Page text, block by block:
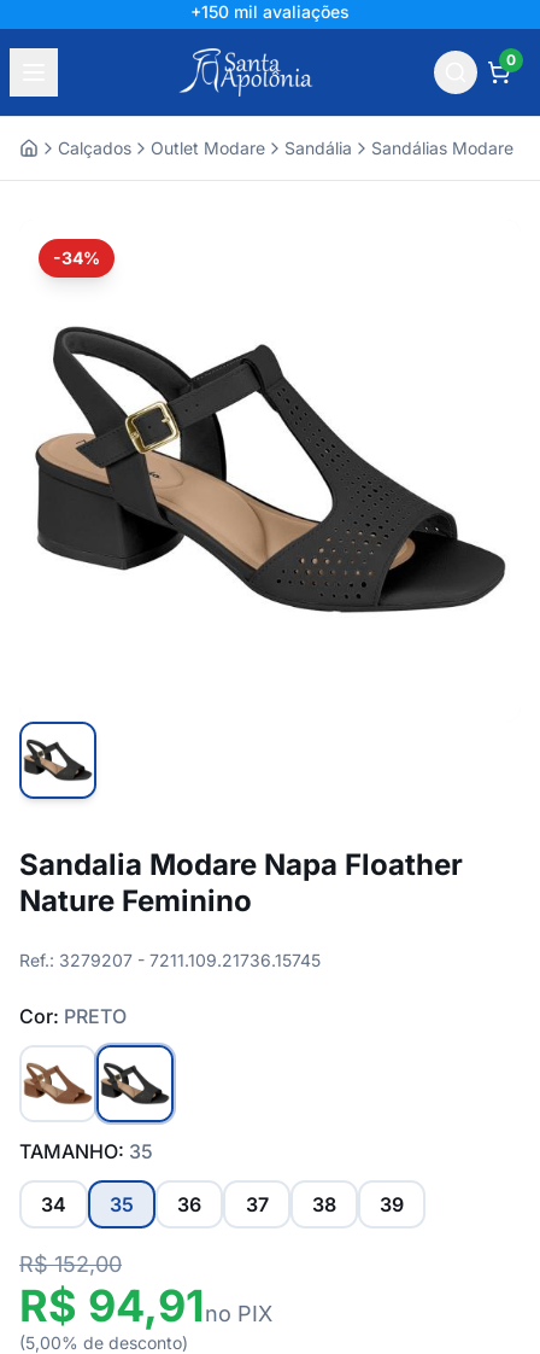
+150 mil avaliações
0
Calçados Outlet Modare Sandália Sandálias Modare
-34%
Sandalia Modare Napa Floather
Nature Feminino
Ref.: 3279207 - 7211.109.21736.15745
Cor: PRETO
TAMANHO: 35
34 35 36 37 38 39
R$ 152,00
R$ 94,91no PIX
(5,00% de desconto)